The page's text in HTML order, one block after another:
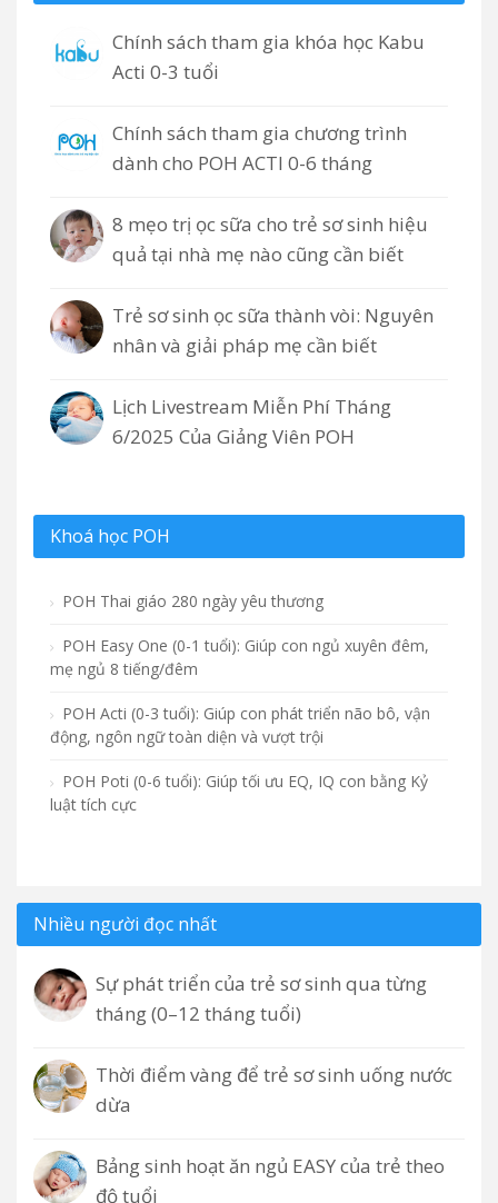
Chính sách tham gia khóa học Kabu
Acti 0-3 tuổi
Chính sách tham gia chương trình
dành cho POH ACTI 0-6 tháng
8 mẹo trị ọc sữa cho trẻ sơ sinh hiệu
quả tại nhà mẹ nào cũng cần biết
Trẻ sơ sinh ọc sữa thành vòi: Nguyên
nhân và giải pháp mẹ cần biết
Lịch Livestream Miễn Phí Tháng
6/2025 Của Giảng Viên POH
Khoá học POH
POH Thai giáo 280 ngày yêu thương
POH Easy One (0-1 tuổi): Giúp con ngủ xuyên đêm,
mẹ ngủ 8 tiếng/đêm
POH Acti (0-3 tuổi): Giúp con phát triển não bô, vận
động, ngôn ngữ toàn diện và vượt trội
POH Poti (0-6 tuổi): Giúp tối ưu EQ, IQ con bằng Kỷ
luật tích cực
Nhiều người đọc nhất
Sự phát triển của trẻ sơ sinh qua từng
tháng (0–12 tháng tuổi)
Thời điểm vàng để trẻ sơ sinh uống nước
dừa
Bảng sinh hoạt ăn ngủ EASY của trẻ theo
độ tuổi